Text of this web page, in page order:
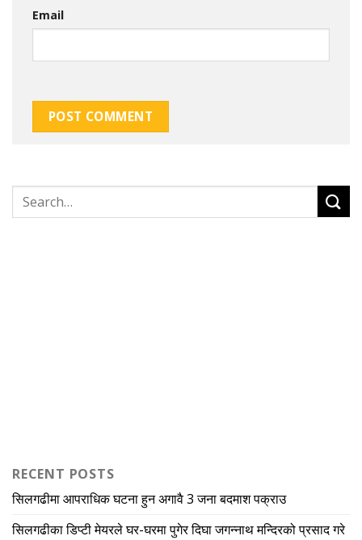
Email
RECENT POSTS
सिलगढीमा आपराधिक घटना हुन अगावै 3 जना बदमाश पक्राउ
सिलगढीका डिप्टी मेयरले घर-घरमा पुगेर दिघा जगन्नाथ मन्दिरको प्रसाद गरे